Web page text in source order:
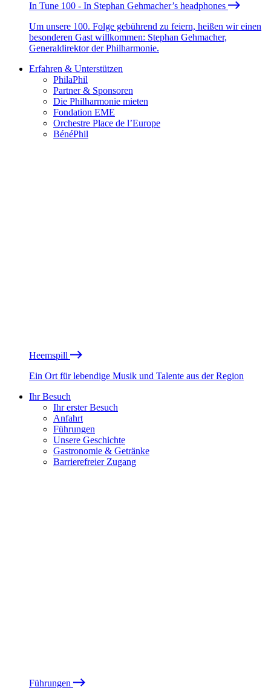
In Tune 100 - In Stephan Gehmacher’s headphones
Um unsere 100. Folge gebührend zu feiern, heißen wir einen
besonderen Gast willkommen: Stephan Gehmacher,
Generaldirektor der Philharmonie.
Erfahren & Unterstützen
PhilaPhil
Partner & Sponsoren
Die Philharmonie mieten
Fondation EME
Orchestre Place de l’Europe
BénéPhil
Heemspill
Ein Ort für lebendige Musik und Talente aus der Region
Ihr Besuch
Ihr erster Besuch
Anfahrt
Führungen
Unsere Geschichte
Gastronomie & Getränke
Barrierefreier Zugang
Führungen